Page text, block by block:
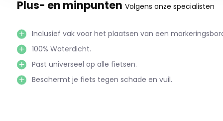
Plus- en minpunten Volgens onze specialisten
Inclusief vak voor het plaatsen van een
100% Waterdicht.
Past universeel op alle fietsen.
Beschermt je fiets tegen schade en vuil.